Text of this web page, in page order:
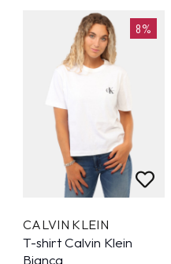
8%
CALVIN KLEIN
T-shirt Calvin Klein
Bianca